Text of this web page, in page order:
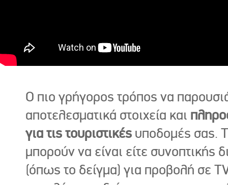
Ο πιο γρήγορος τρόπος να
αποτελεσματικά στοιχεία και
για τις τουριστικές υποδομές σας.
μπορούν να είναι είτε συνοπτικής
(όπως το δείγμα) για προβολή σε